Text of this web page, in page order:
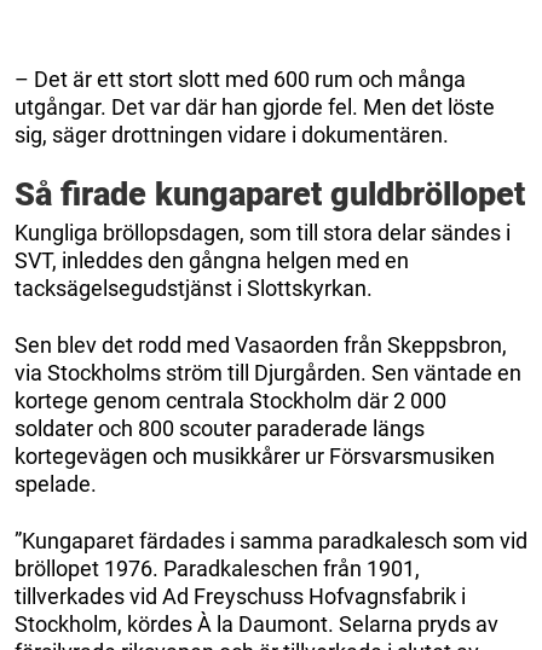
– Det är ett stort slott med 600 rum och många
utgångar. Det var där han gjorde fel. Men det löste
sig, säger drottningen vidare i dokumentären.
Så firade kungaparet guldbröllopet
Kungliga bröllopsdagen, som till stora delar sändes i
SVT, inleddes den gångna helgen med en
tacksägelsegudstjänst i Slottskyrkan.
Sen blev det rodd med Vasaorden från Skeppsbron,
via Stockholms ström till Djurgården. Sen väntade en
kortege genom centrala Stockholm där 2 000
soldater och 800 scouter paraderade längs
kortegevägen och musikkårer ur Försvarsmusiken
spelade.
”Kungaparet färdades i samma paradkalesch som vid
bröllopet 1976. Paradkaleschen från 1901,
tillverkades vid Ad Freyschuss Hofvagnsfabrik i
Stockholm, kördes À la Daumont. Selarna pryds av